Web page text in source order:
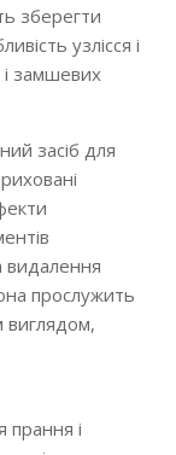
зберегти
узлісся і
замшевих
засіб для
видалення
прослужить
виглядом,
прання і